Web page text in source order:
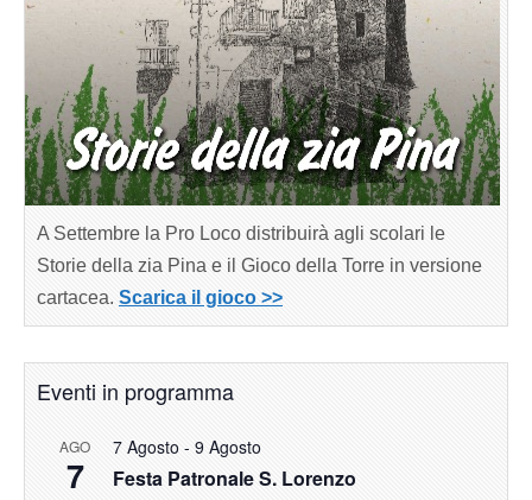
A Settembre la Pro Loco distribuirà agli scolari le
Storie della zia Pina e il Gioco della Torre in versione
cartacea. Scarica il gioco >>
Eventi in programma
AGO
7
7 Agosto - 9 Agosto
Festa Patronale S. Lorenzo